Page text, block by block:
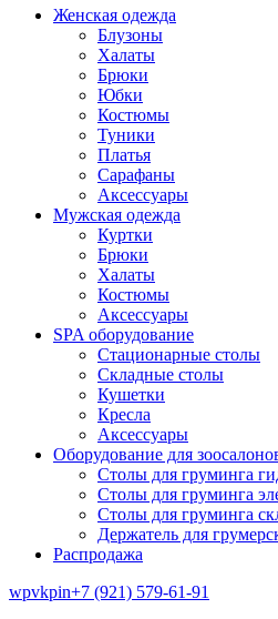
Женская одежда
Блузоны
Халаты
Брюки
Юбки
Костюмы
Туники
Платья
Сарафаны
Аксессуары
Мужская одежда
Куртки
Брюки
Халаты
Костюмы
Аксессуары
SPA оборудование
Стационарные столы
Складные столы
Кушетки
Кресла
Аксессуары
Оборудование для
Столы для груминга
Столы для груминга
Столы для груминга
Держатель для
Распродажа
wpvkpin+7 (921) 579-61-91